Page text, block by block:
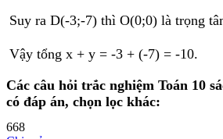
Suy ra D(-3;-7) thì O(0;0) là trọng
Vậy tổng x + y = -3 + (-7) = -10.
Các câu hỏi trắc nghiệm Toán 10
có đáp án, chọn lọc khác:
668